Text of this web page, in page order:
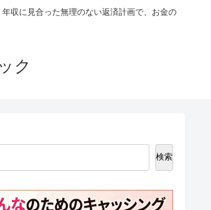
収に見合った無理のない返済計画で、お金の
ク
検索